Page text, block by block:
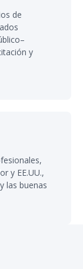
de
y
y EE.UU.,
las buenas